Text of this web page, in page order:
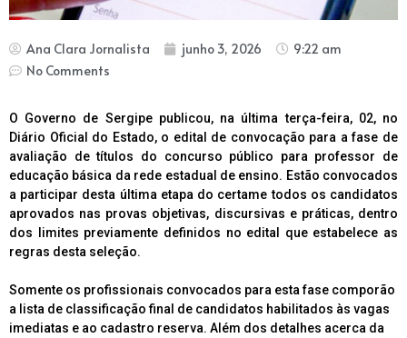
Ana Clara Jornalista junho 3, 2026
9:22 am
No Comments
O Governo de Sergipe publicou, na última terça-feira, 02, no
Diário Oficial do Estado, o edital de convocação para a fase de
avaliação de títulos do concurso público para professor de
educação básica da rede estadual de ensino. Estão convocados
a participar desta última etapa do certame todos os candidatos
aprovados nas provas objetivas, discursivas e práticas, dentro
dos limites previamente definidos no edital que estabelece as
regras desta seleção.
Somente os profissionais convocados para esta fase comporão
a lista de classificação final de candidatos habilitados às vagas
imediatas e ao cadastro reserva. Além dos detalhes acerca da